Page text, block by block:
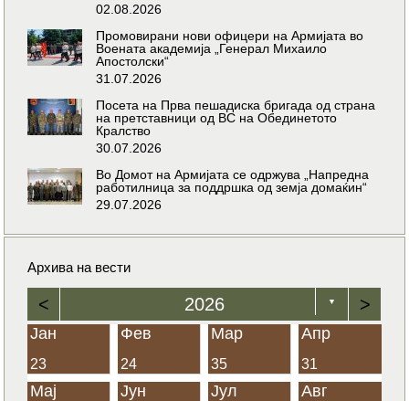
02.08.2026
Промовирани нови офицери на Армијата во
Воената академија „Генерал Михаило
Апостолски“
31.07.2026
Посета на Прва пешадиска бригада од страна
на претставници од ВС на Обединетото
Кралство
30.07.2026
Во Домот на Армијата се одржува „Напредна
работилница за поддршка од земја домаќин“
29.07.2026
Архива на вести
< 2026 ▼ >
Јан
23
Фев
24
Мар
35
Апр
31
Мај Јун Јул Авг